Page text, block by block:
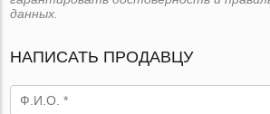
данных.
НАПИСАТЬ ПРОДАВЦУ